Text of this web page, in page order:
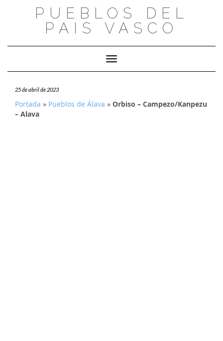
PUEBLOS DEL
PAIS VASCO
Cambiar modo de navegación
25 de abril de 2023
Portada » Pueblos de Álava » Orbiso – Campezo/Kanpezu
– Alava